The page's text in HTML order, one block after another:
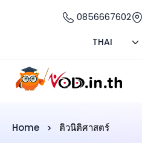
0856667602
THAI
Home ติวนิติศาสตร์